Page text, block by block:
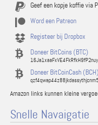
Geef een kopje koffie via
Word een Patreon
Registeer bij Dropbox
Doneer BitCoins (BTC)
Doneer BitCoinCash (BCH)
Amazon links kunnen kleine
Snelle Navaigatie